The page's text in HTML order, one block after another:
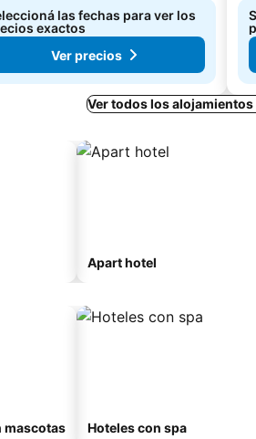
las fechas para ver los
exactos
Ver precios
Ver todos los alojamientos
Apart hotel
mascotas Hoteles con spa